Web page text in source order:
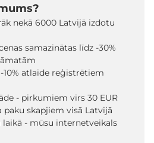
nekā 6000 Latvijā izdotu
samazinātas līdz -30%
atlaide reģistrētiem
- pirkumiem virs 30 EUR
paku skapjiem visā Latvijā
- mūsu internetveikals